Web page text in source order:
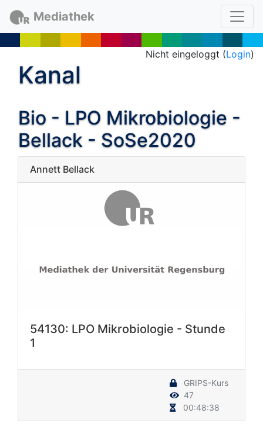
Mediathek
Nicht eingeloggt (Login)
Kanal
Bio - LPO Mikrobiologie -
Bellack - SoSe2020
Annett Bellack
54130: LPO Mikrobiologie - Stunde
1
GRIPS-Kurs
47
00:48:38